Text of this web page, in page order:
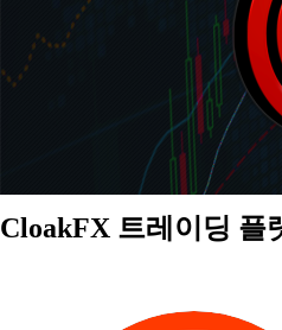
CloakFX 트레이딩 플